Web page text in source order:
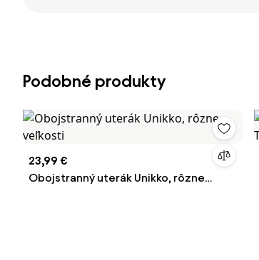
Podobné produkty
23,99 €
Obojstranný uterák Unikko, rôzne